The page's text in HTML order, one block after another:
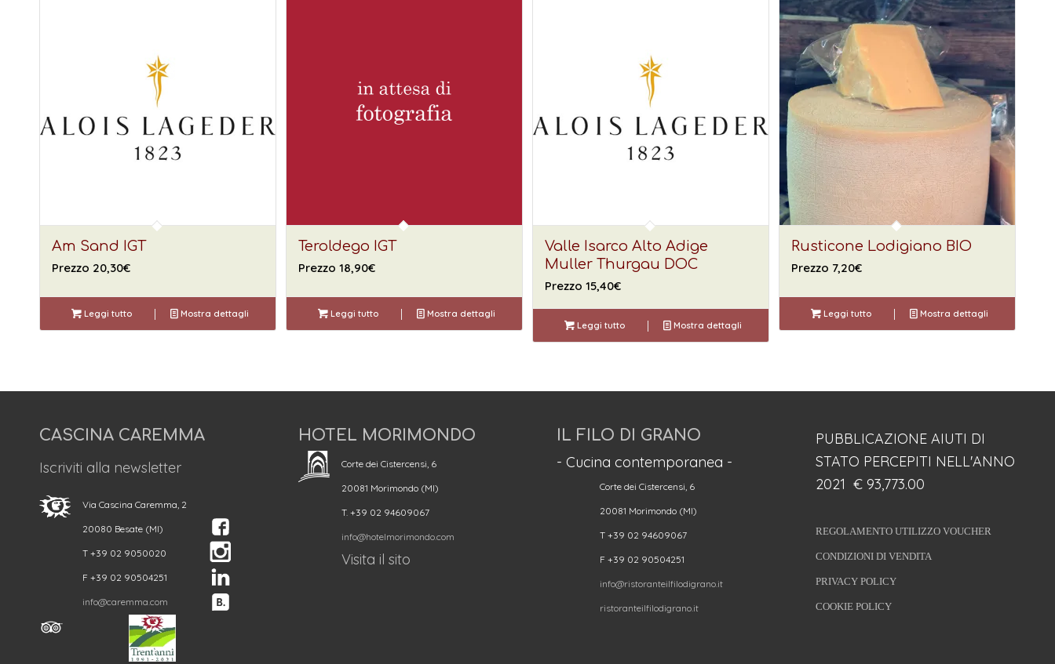
Am Sand IGT
Prezzo 20,30€
Leggi tutto Mostra dettagli
Teroldego IGT
Prezzo18,90€
Leggi tutto Mostra dettagli
Valle Isarco Alto Adige
Muller Thurgau DOC
Prezzo15,40€
Leggi tutto Mostra dettagli
Rusticone Lodigiano BIO
Prezzo 7,20€
Leggi tutto Mostra dettagli
CASCINA CAREMMA
Iscriviti alla newsletter
Via Cascina Caremma, 2
20080 Besate (MI)
T +39 02 9050020
F +39 02 90504251
info@caremma.com
HOTEL MORIMONDO
Corte dei Cistercensi, 6
20081 Morimondo (MI)
T. +39 02 94609067
info@hotelmorimondo.com
Visita il sito
IL FILO DI GRANO
- Cucina contemporanea -
Corte dei Cistercensi, 6
20081 Morimondo (MI)
T +39 02 94609067
F +39 02 90504251
info@ristoranteilfilodigrano.it
ristoranteilfilodigrano.it
PUBBLICAZIONE AIUTI DI
STATO PERCEPITI NELL'ANNO
2021 € 93,773.00
REGOLAMENTO UTILIZZO VOUCHER
CONDIZIONI DI VENDITA
PRIVACY POLICY
COOKIE POLICY